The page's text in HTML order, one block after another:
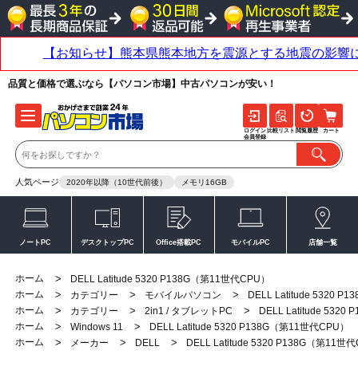
品質と価格で選ぶなら【パソコン市場】中古パソコンが安い！
人気ページ 2020年以降（10世代前後） メモリ16GB
ログイン
会員登録
比較リスト 閲覧履歴 カート
ノートPC デスクトップPC Office搭載PC モバイルPC 店舗一覧
ホーム >
DELL Latitude 5320 P138G（第11世代CPU）
ホーム
> カテゴリー > モバイルパソコン >
DELL Latitude 5320
ホーム
> カテゴリー > 2in1 / タブレットPC >
DELL Latitude 5320
ホーム
> Windows 11 >
DELL Latitude 5320 P138G（第11世代CPU）
ホーム
> メーカー > DELL > DELL Latitude 5320 P138G（第11世